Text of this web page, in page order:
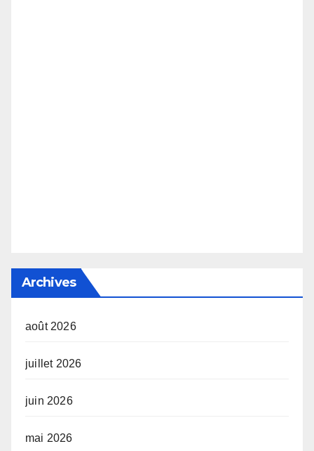
Archives
août 2026
juillet 2026
juin 2026
mai 2026